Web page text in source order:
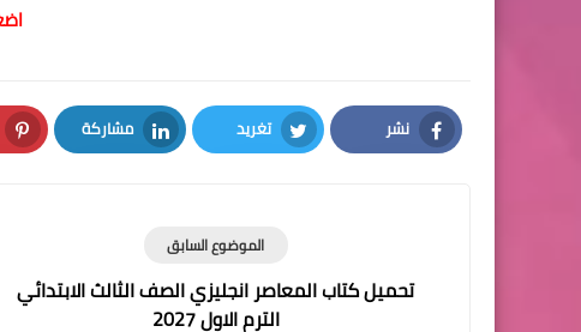
نشر
Facebook
تغريد
Twitter
مشاركة
LinkedIn
الموضوع السابق
تحميل كتاب المعاصر انجليزي الصف الثالث الابتدائي
الترم الاول 2027